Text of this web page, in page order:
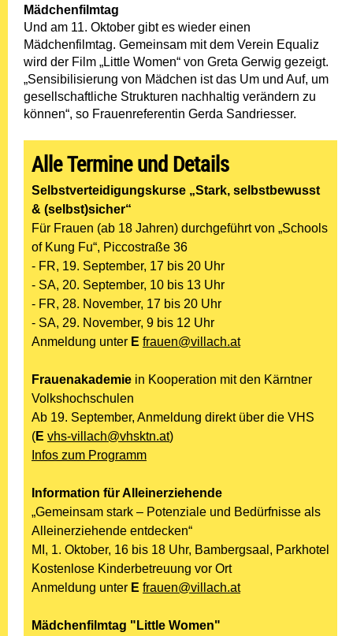
Mädchenfilmtag
Und am 11. Oktober gibt es wieder einen
Mädchenfilmtag. Gemeinsam mit dem Verein Equaliz
wird der Film „Little Women“ von Greta Gerwig gezeigt.
„Sensibilisierung von Mädchen ist das Um und Auf, um
gesellschaftliche Strukturen nachhaltig verändern zu
können“, so Frauenreferentin Gerda Sandriesser.
Alle Termine und Details
Selbstverteidigungskurse „Stark, selbstbewusst
& (selbst)sicher“
Für Frauen (ab 18 Jahren) durchgeführt von „Schools
of Kung Fu“, Piccostraße 36
- FR, 19. September, 17 bis 20 Uhr
- SA, 20. September, 10 bis 13 Uhr
- FR, 28. November, 17 bis 20 Uhr
- SA, 29. November, 9 bis 12 Uhr
Anmeldung unter E frauen@villach.at
Frauenakademie in Kooperation mit den Kärntner
Volkshochschulen
Ab 19. September, Anmeldung direkt über die VHS
(E vhs-villach@vhsktn.at)
Infos zum Programm
Information für Alleinerziehende
„Gemeinsam stark – Potenziale und Bedürfnisse als
Alleinerziehende entdecken“
MI, 1. Oktober, 16 bis 18 Uhr, Bambergsaal, Parkhotel
Kostenlose Kinderbetreuung vor Ort
Anmeldung unter E frauen@villach.at
Mädchenfilmtag "Little Women"